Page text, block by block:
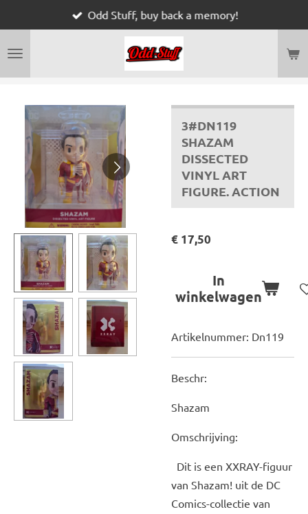
naar
Odd Stuff, buy back a memory!
3#DN119
SHAZAM
DISSECTED
VINYL ART
FIGURE. ACTION
€ 17,50
In
winkelwagen
Artikelnummer: Dn119
Beschr:
Shazam
Omschrijving:
Dit is een XXRAY-figuur
van Shazam! uit de DC
Comics-collectie van